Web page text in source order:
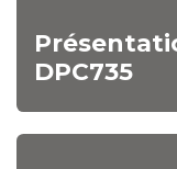
DPC735